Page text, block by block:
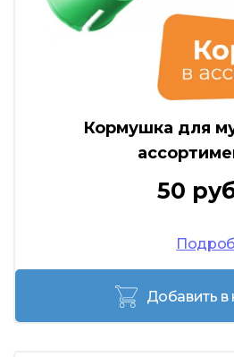
Кормушка для
50
Добавить в